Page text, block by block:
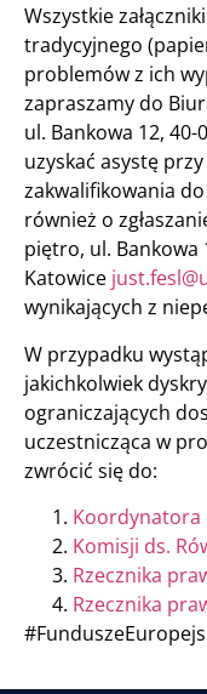
Wszystkie
tradycyjnego
problemów z ich
zapraszamy do
ul. Bankowa 12,
uzyskać asystę
zakwalifikowania
również o
piętro, ul. Bankowa
Katowice
wynikających z
W przypadku
jakichkolwiek
ograniczających
uczestnicząca w
zwrócić się do:
Koordynatora
Komisji ds.
Rzecznika
Rzecznika